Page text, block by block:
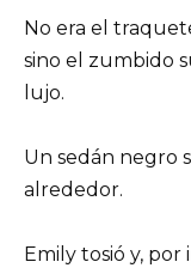
No era el
sino el zumbido
lujo.
Un sedán negro
alrededor.
Emily tosió y, por